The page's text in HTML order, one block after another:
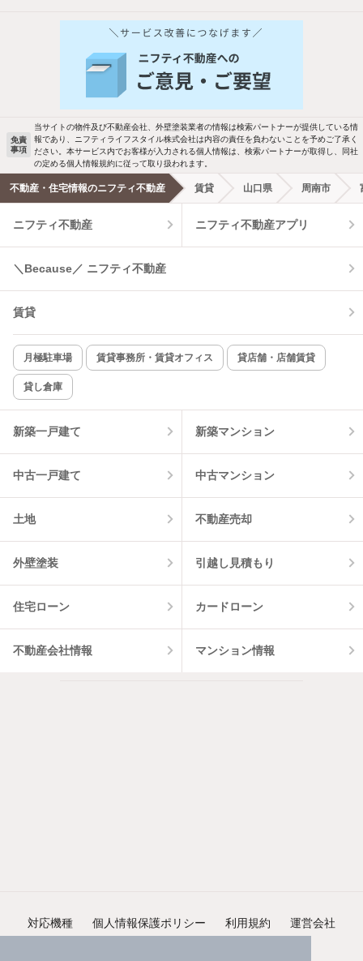
他の人はこんな条件で絞り込んでいます！
バス・トイレ別 2階以上
駐車場あり ペット相談
洗濯機置場あり 独立洗面台
エアコンあり 都市ガス
温水洗浄便座 オートロック
コンロ2口以上
新着のみ インターネット無料
該当件数:
2
免責
事項
当サイトの物件及び不動産会社、外壁塗装業者の情報は検索パートナーが提供している情
報であり、ニフティライフスタイル株式会社は内容の責任を負わないことを予めご了承く
ださい。本サービス内でお客様が入力される個人情報は、検索パートナーが取得し、同社
の定める個人情報規約に従って取り扱われます。
不動産・住宅情報のニフティ不動産 賃貸 山口県 周南市
ニフティ不動産 ニフティ不動産アプリ
＼Because／ ニフティ不動産
賃貸
月極駐車場 賃貸事務所・賃貸オフィス 貸店舗・店舗賃貸
貸し倉庫
新築一戸建て 新築マンション
中古一戸建て 中古マンション
土地 不動産売却
外壁塗装 引越し見積もり
住宅ローン カードローン
不動産会社情報 マンション情報
対応機種 個人情報保護ポリシー 利用規約 運営会社